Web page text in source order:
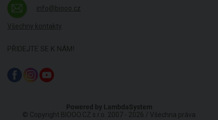
info@biooo.cz
Všechny kontakty
PŘIDEJTE SE K NÁM!
Powered by LambdaSystem
© Copyright BIOOO.CZ s.r.o. 2007 - 2026 / Všechna práva